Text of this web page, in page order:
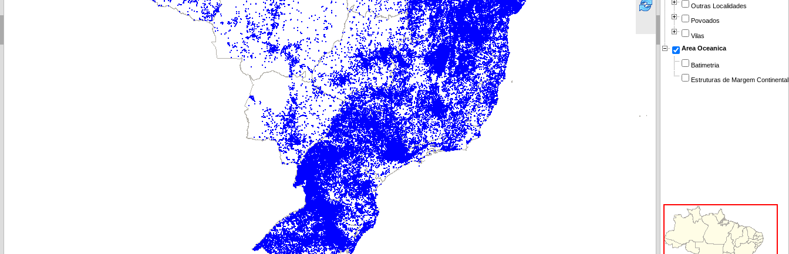
Outras Localidades
Povoados
Vilas
Area Oceanica
Batimetria
Estruturas de Margem Continental